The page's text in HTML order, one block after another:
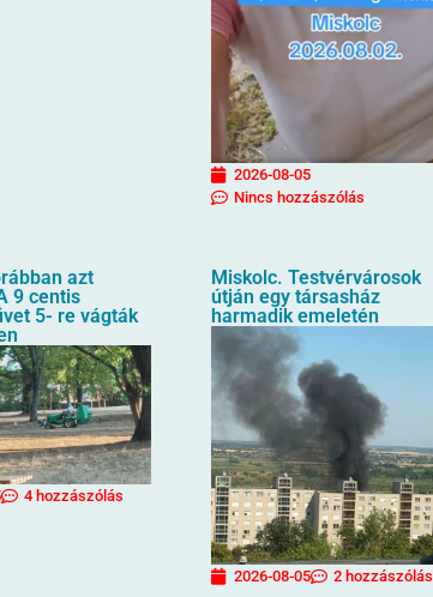
2026-08-05
Nincs hozzászólás
azt
9 centis
5- re vágták
4 hozzászólás
Miskolc. Testvérvárosok
útján egy társasház
harmadik emeletén
2026-08-05 2 hozzászólás